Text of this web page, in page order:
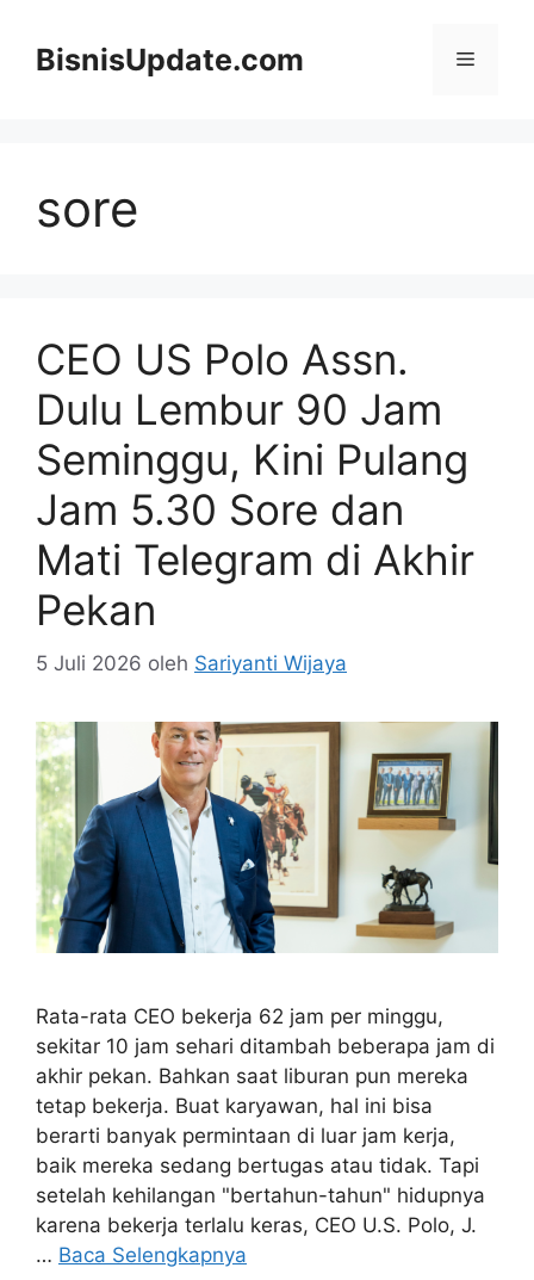
BisnisUpdate.com Menu
sore
CEO US Polo Assn.
Dulu Lembur 90 Jam
Seminggu, Kini Pulang
Jam 5.30 Sore dan
Mati Telegram di Akhir
Pekan
5 Juli 2026 oleh Sariyanti Wijaya
Rata-rata CEO bekerja 62 jam per minggu,
sekitar 10 jam sehari ditambah beberapa jam di
akhir pekan. Bahkan saat liburan pun mereka
tetap bekerja. Buat karyawan, hal ini bisa
berarti banyak permintaan di luar jam kerja,
baik mereka sedang bertugas atau tidak. Tapi
setelah kehilangan "bertahun-tahun" hidupnya
karena bekerja terlalu keras, CEO U.S. Polo, J.
… Baca Selengkapnya